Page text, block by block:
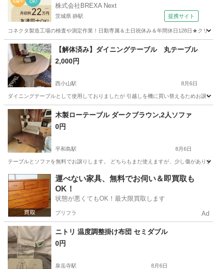
株式会社BREXA Next
茨城県 静駅 提携サイト
コネクタ製造工場の検査や測定作業！日勤専属＆土日祝休み＆年間休日128日★クリ
茨城 常陸大宮市 静駅 その他
【解体済み】ダイニングテーブル 丸テーブル
2,000円
西小山駅 8月6日
ダイニングテーブルとして使用しておりましたが 引越しを機に買い替えるためお譲
東京 目黒区 西小山駅 テーブル ダイニング
木製ローテーブル ダークブラウン,2人ソファ
0円
平和島駅 8月6日
テーブルとソファを無料でお譲りします。 どちらもまだ使えますが、少し傷があり
東京 大田区 平和島駅 ソファ ロー
運べない家具、無料でお伺い＆即買取も
OK！
状態が悪くてもOK！最大限買取します
プリフラ Ad
ニトリ 温度調整掛け布団 セミダブル
0円
泉岳寺駅 8月6日